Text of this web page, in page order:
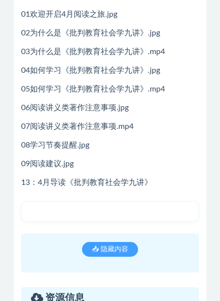
01欢迎开启4月阅读之旅.jpg
02为什么是《批判教育社会学九讲》.jpg
03为什么是《批判教育社会学九讲》.mp4
04如何学习《批判教育社会学九讲》.jpg
05如何学习《批判教育社会学九讲》.mp4
06阅读讲义类著作注意事项.jpg
07阅读讲义类著作注意事项.mp4
08学习节奏提醒.jpg
09阅读建议.jpg
13：4月导读《批判教育社会学九讲》
📥 隐藏内容
资源信息